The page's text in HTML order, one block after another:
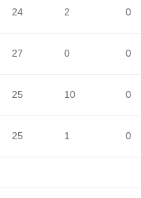
24 2 0
27 0 0
25 10 0
25 1 0